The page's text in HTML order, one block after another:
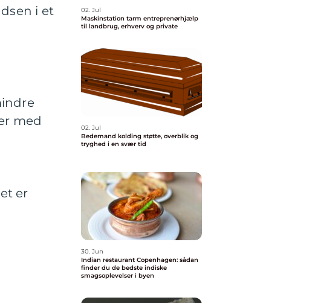
i et
med
er
02. Jul
Maskinstation tarm entreprenørhjælp
til landbrug, erhverv og private
02. Jul
Bedemand kolding støtte, overblik og
tryghed i en svær tid
30. Jun
Indian restaurant Copenhagen: sådan
finder du de bedste indiske
smagsoplevelser i byen